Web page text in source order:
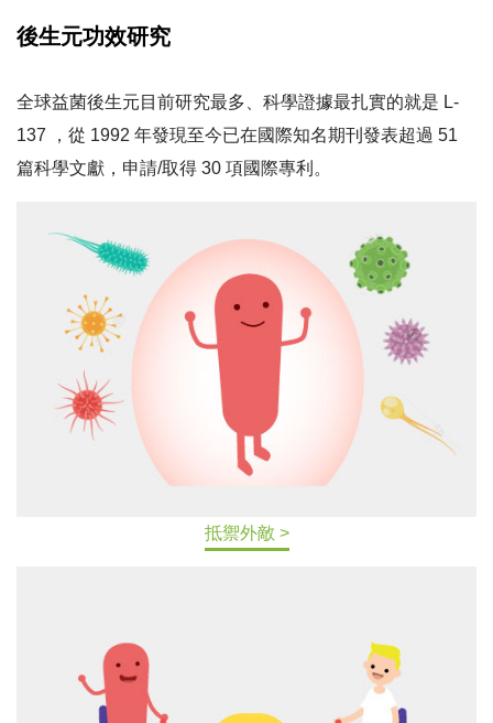
後生元功效研究
全球益菌後生元目前研究最多、科學證據最扎實的就是 L-
137 ，從 1992 年發現至今已在國際知名期刊發表超過 51
篇科學文獻，申請/取得 30 項國際專利。
抵禦外敵 >